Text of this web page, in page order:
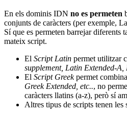
En els dominis IDN no es permeten
conjunts de caràcters (per exemple,
Sí que es permeten barrejar diferents
mateix script.
El Script Latin permet utilitzar
supplement, Latin Extended-A,
El Script Greekpermet
Greek Extended, etc.., no
caràcters llatins (a-z), però sí
Altres tipus de scripts tenen les